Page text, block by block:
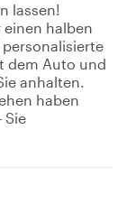
lassen!
einen halben
dem Auto und
anhalten.
haben
Sie